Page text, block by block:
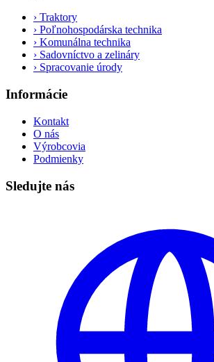
› Traktory
› Poľnohospodárska technika
› Komunálna technika
› Sadovníctvo a zelináry
› Spracovanie úrody
Informácie
Kontakt
O nás
Výrobcovia
Podmienky
Sledujte nás